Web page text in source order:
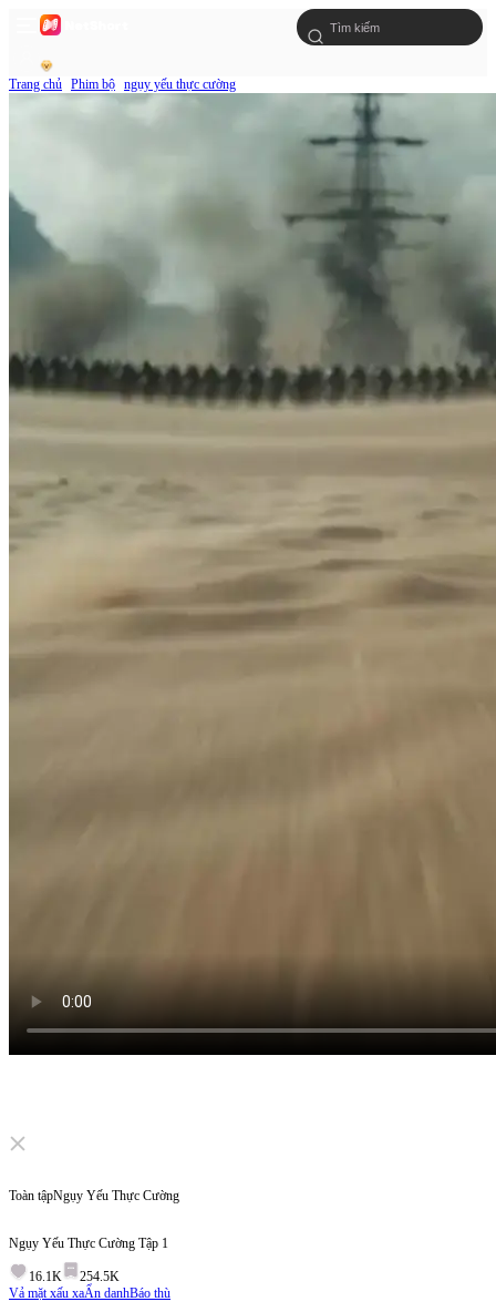
Trang chủ Phim bộ ngụy yếu thực cường
Click to unmute
Toàn tậpNgụy Yếu Thực Cường
Ngụy Yếu Thực Cường Tập 1
16.1K
254.5K
Vả mặt xấu xaẨn danhBáo thù